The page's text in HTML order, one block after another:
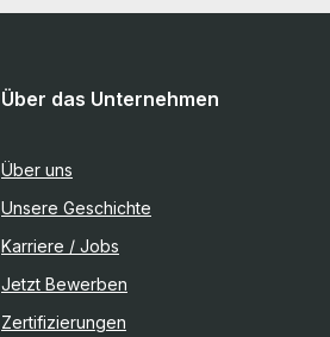
Über das Unternehmen
Über uns
Unsere Geschichte
Karriere / Jobs
Jetzt Bewerben
Zertifizierungen